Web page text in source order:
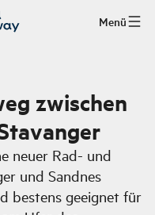
Menü
zwischen
neuer Rad- und
und Sandnes
bestens geeignet für